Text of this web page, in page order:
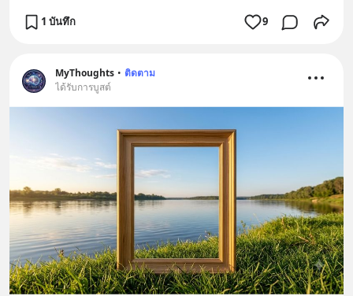
1 บันทึก 9
MyThoughts • ติดตาม
ได้รับการบูสต์